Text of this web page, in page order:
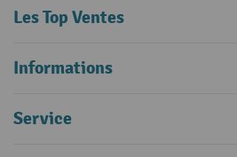
Les Top Ventes
Informations
Service